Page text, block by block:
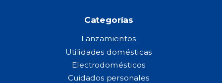
Categorías
Lanzamientos
Utilidades domésticas
Electrodomésticos
Cuidados personales